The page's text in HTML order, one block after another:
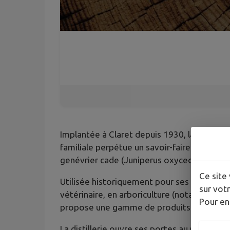
Implantée à Claret depuis 1930, la
familiale perpétue un savoir-faire rare et
genévrier cade (Juniperus oxycedrus).
Utilisée historiquement pour ses vertus
vétérinaire, en arboriculture (notamment
propose une gamme de produits à base
Ce site
sur
Pour